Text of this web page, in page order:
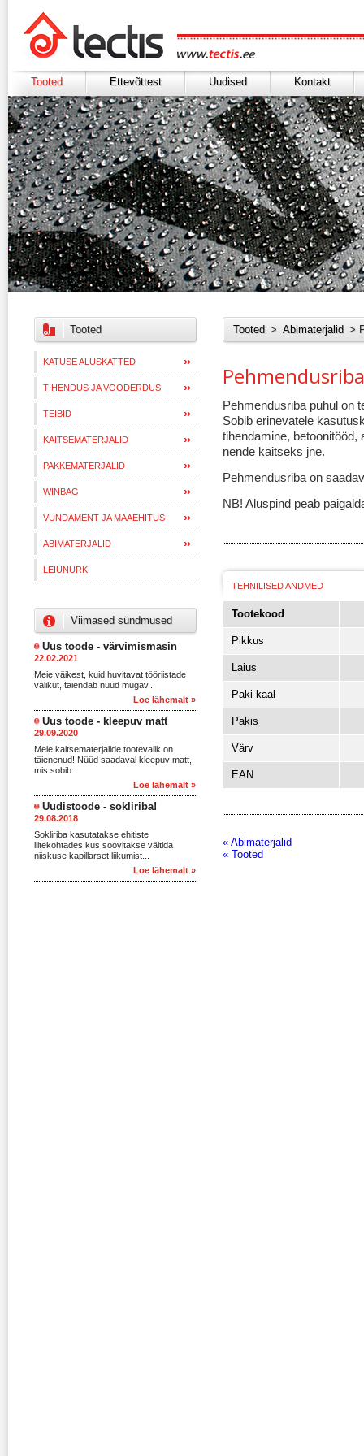
Tooted Ettevõttest Uudised Kontakt
Tooted
KATUSE ALUSKATTED
TIHENDUS JA VOODERDUS
TEIBID
KAITSEMATERJALID
PAKKEMATERJALID
WINBAG
VUNDAMENT JA MAAEHITUS
ABIMATERJALID
LEIUNURK
Viimased sündmused
Uus toode - värvimismasin
22.02.2021
Meie väikest, kuid huvitavat tööriistade
valikut, täiendab nüüd mugav...
Loe lähemalt »
Uus toode - kleepuv matt
29.09.2020
Meie kaitsematerjalide tootevalik on
täienenud! Nüüd saadaval kleepuv matt,
mis sobib...
Loe lähemalt »
Uudistoode - sokliriba!
29.08.2018
Sokliriba kasutatakse ehitiste
liitekohtades kus soovitakse vältida
niiskuse kapillarset liikumist...
Loe lähemalt »
Tooted > Abimaterjalid >
Pehmendusriba
Pehmendusriba puhul on
Sobib erinevatele
tihendamine,
nende kaitseks jne.
Pehmendusriba on
NB! Aluspind peab
TEHNILISED ANDMED
Tootekood
Pikkus
Laius
Paki kaal
Pakis
Värv
EAN
« Abimaterjalid
« Tooted